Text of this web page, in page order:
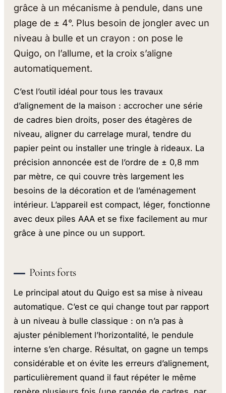
grâce à un mécanisme à pendule, dans une
plage de ± 4°. Plus besoin de jongler avec un
niveau à bulle et un crayon : on pose le
Quigo, on l’allume, et la croix s’aligne
automatiquement.
C’est l’outil idéal pour tous les travaux
d’alignement de la maison : accrocher une série
de cadres bien droits, poser des étagères de
niveau, aligner du carrelage mural, tendre du
papier peint ou installer une tringle à rideaux. La
précision annoncée est de l’ordre de ± 0,8 mm
par mètre, ce qui couvre très largement les
besoins de la décoration et de l’aménagement
intérieur. L’appareil est compact, léger, fonctionne
avec deux piles AAA et se fixe facilement au mur
grâce à une pince ou un support.
Points forts
Le principal atout du Quigo est sa mise à niveau
automatique. C’est ce qui change tout par rapport
à un niveau à bulle classique : on n’a pas à
ajuster péniblement l’horizontalité, le pendule
interne s’en charge. Résultat, on gagne un temps
considérable et on évite les erreurs d’alignement,
particulièrement quand il faut répéter le même